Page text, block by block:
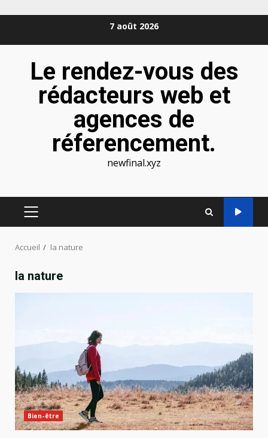
7 août 2026
Le rendez-vous des
rédacteurs web et
agences de
réferencement.
newfinal.xyz
MENU
Accueil la nature
la nature
Bien-être